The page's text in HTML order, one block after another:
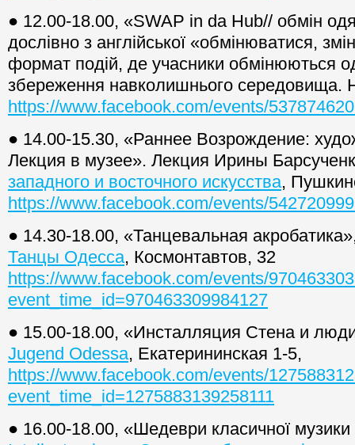
● 12.00-18.00, «SWAP in da Hub// обмін
дослівно з англійської «обмінюватися,
формат подій, де учасники обмінюються
збереження навколишнього середовища.
https://www.facebook.com/events/
● 14.00-15.30, «Раннее Возрождение:
Лекция в музее». Лекция Ирины
западного и восточного искусства,
https://www.facebook.com/events/
● 14.30-18.00, «Танцевальная
Танцы Одесса, Космонтавтов, 32
https://www.facebook.com/events/
event_time_id=970463309984127
● 15.00-18.00, «Инсталляция Стена и
Jugend Odessa, Екатерининская 1-5,
https://www.facebook.com/events/
event_time_id=1275883139258111
● 16.00-18.00, «Шедеври класичної музики